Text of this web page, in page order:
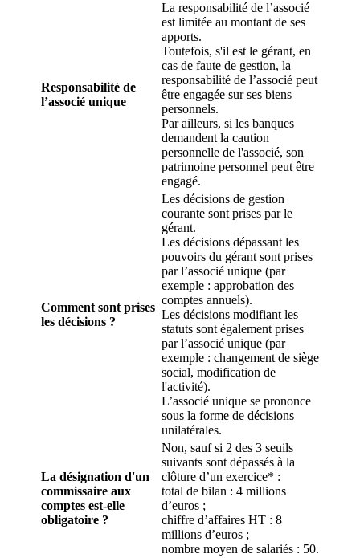
Responsabilité de
l’associé unique
La responsabilité de l’associé
est limitée au montant de ses
apports.
Toutefois, s'il est le gérant, en
cas de faute de gestion, la
responsabilité de l’associé peut
être engagée sur ses biens
personnels.
Par ailleurs, si les banques
demandent la caution
personnelle de l'associé, son
patrimoine personnel peut être
engagé.
Comment sont prises
les décisions ?
Les décisions de gestion
courante sont prises par le
gérant.
Les décisions dépassant les
pouvoirs du gérant sont prises
par l’associé unique (par
exemple : approbation des
comptes annuels).
Les décisions modifiant les
statuts sont également prises
par l’associé unique (par
exemple : changement de siège
social, modification de
l'activité).
L’associé unique se prononce
sous la forme de décisions
unilatérales.
La désignation d'un
commissaire aux
comptes est-elle
obligatoire ?
Non, sauf si 2 des 3 seuils
suivants sont dépassés à la
clôture d’un exercice* :
total de bilan : 4 millions
d’euros ;
chiffre d’affaires HT : 8
millions d’euros ;
nombre moyen de salariés : 50.